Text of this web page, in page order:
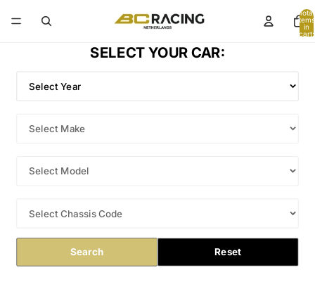
Total
items
in
cart:
SELECT YOUR CAR:
Search Reset